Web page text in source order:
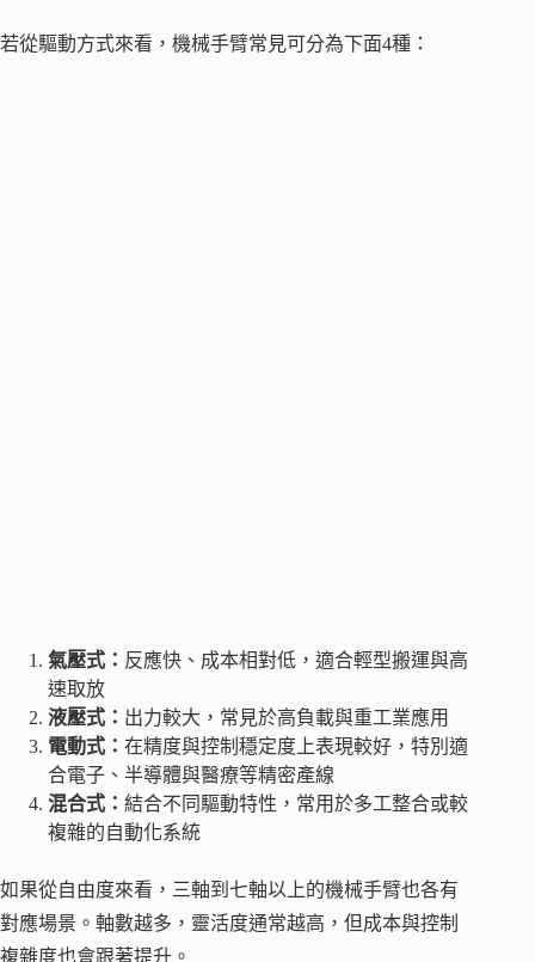
若從驅動方式來看，機械手臂常見可分為下面4種：
氣壓式： 反應快、成本相對低，適合輕型搬運與高
速取放
液壓式： 出力較大，常見於高負載與重工業應用
電動式： 在精度與控制穩定度上表現較好，特別適
合電子、半導體與醫療等精密產線
混合式： 結合不同驅動特性，常用於多工整合或較
複雜的自動化系統
如果從自由度來看，三軸到七軸以上的機械手臂也各有
對應場景。軸數越多，靈活度通常越高，但成本與控制
複雜度也會跟著提升。